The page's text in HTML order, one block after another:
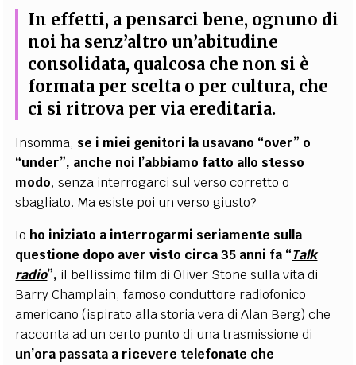
In effetti, a pensarci bene, ognuno di
noi ha senz’altro un’abitudine
consolidata, qualcosa che non si è
formata per scelta o per cultura, che
ci si ritrova per via ereditaria.
Insomma, se i miei genitori la usavano “over” o
“under”, anche noi l’abbiamo fatto allo stesso
modo, senza interrogarci sul verso corretto o
sbagliato. Ma esiste poi un verso giusto?
Io ho iniziato a interrogarmi seriamente sulla
questione dopo aver visto circa 35 anni fa “Talk
radio”, il bellissimo film di Oliver Stone sulla vita di
Barry Champlain, famoso conduttore radiofonico
americano (ispirato alla storia vera diAlan Berg) che
racconta ad un certo punto di una trasmissione di
un’ora passata a ricevere telefonate che